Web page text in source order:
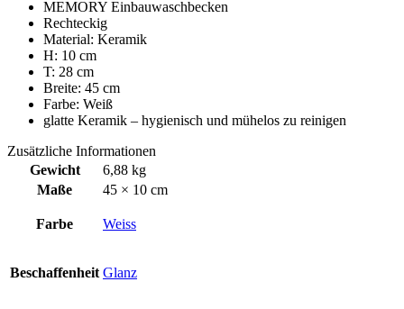
MEMORY Einbauwaschbecken
Rechteckig
Material: Keramik
H: 10 cm
T: 28 cm
Breite: 45 cm
Farbe: Weiß
glatte Keramik – hygienisch und mühelos zu reinigen
Zusätzliche Informationen
Gewicht
6,88 kg
Maße
45 × 10 cm
Farbe Weiss
Beschaffenheit Glanz